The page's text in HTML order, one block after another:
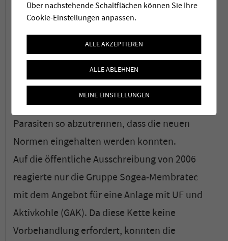
Die Karstquellen von Moulineaux sind eine
von zwei wichtigen Ressourcen für die
Versorgung des Grossraums Rouen mit
Trinkwasser. Die bestehende Aufbereitung mit
Sandfiltern war nicht in der Lage, Pestizide,
Sporen sulfitreduzierender Clostridien und
Parasiten so abzutrennen, dass die neuen
Normen eingehalten werden konnten.
Auf die öffentliche Ausschreibung von 2006
reagierte nur die Gruppe Sogea-Membratec
mit dem Angebot für eine Anlage mit UF und
Aktivkohle (GAK). Da diese Kette keine
Vorbehandlung erfordert, konnten die
Über nachstehende Schaltflächen können Sie Ihre
Cookie-Einstellungen anpassen.
ALLE AKZEPTIEREN
ALLE ABLEHNEN
MEINE EINSTELLUNGEN